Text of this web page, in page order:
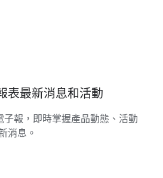
表最新消息和活動
子報，即時掌握產品動態、活動
消息。